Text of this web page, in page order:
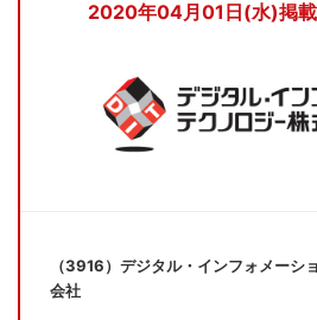
2020年04月01日(水)掲載
（3916）デジタル・インフォメーシ
会社